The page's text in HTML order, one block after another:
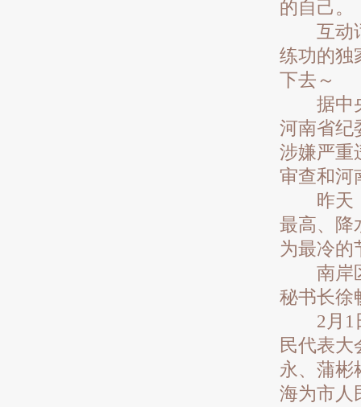
的自己。
互动话
练功的独
下去～
据中央
河南省纪
涉嫌严重
审查和河
昨天，
最高、降
为最冷的
南岸区
秘书长徐
2月1日
民代表大
永、蒲彬
海为市人